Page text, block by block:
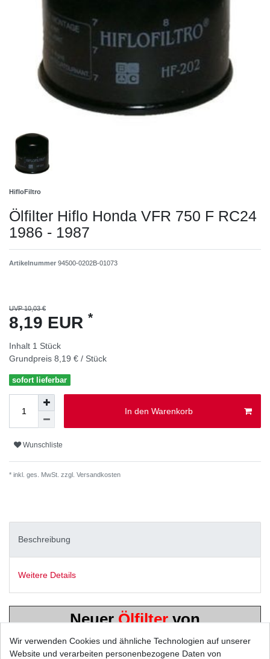
HifloFiltro
Ölfilter Hiflo Honda VFR 750 F RC24
1986 - 1987
Artikelnummer 94500-0202B-01073
UVP 10,03 €
8,19 EUR *
Inhalt 1 Stück
Grundpreis 8,19 € / Stück
sofort lieferbar
In den Warenkorb
Wunschliste
* inkl. ges. MwSt. zzgl. Versandkosten
Beschreibung
Weitere Details
NeuerÖlfiltervon
Hiflo / HifloFiltro
Wir verwenden Cookies und ähnliche Technologien auf unserer
Website und verarbeiten personenbezogene Daten von